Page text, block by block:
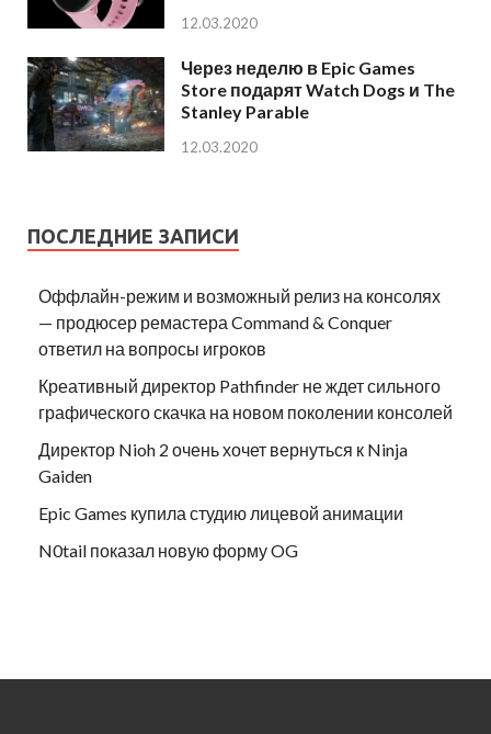
12.03.2020
Через неделю в Epic Games
Store подарят Watch Dogs и The
Stanley Parable
12.03.2020
ПОСЛЕДНИЕ ЗАПИСИ
Оффлайн-режим и возможный релиз на консолях
— продюсер ремастера Command & Conquer
ответил на вопросы игроков
Креативный директор Pathfinder не ждет сильного
графического скачка на новом поколении консолей
Директор Nioh 2 очень хочет вернуться к Ninja
Gaiden
Epic Games купила студию лицевой анимации
N0tail показал новую форму OG